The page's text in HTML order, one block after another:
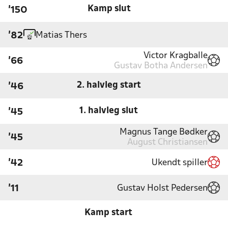
'150 Kamp slut
'82 Matias Thers
'66
Victor Kragballe
Gustav Botha Andersen
'46 2. halvleg start
'45 1. halvleg slut
'45
Magnus Tange Bødker
August Christiansen
'42 Ukendt spiller
'11 Gustav Holst Pedersen
Kamp start